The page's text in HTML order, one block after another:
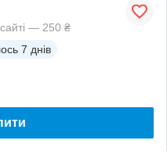
— 250 ₴
7 днів